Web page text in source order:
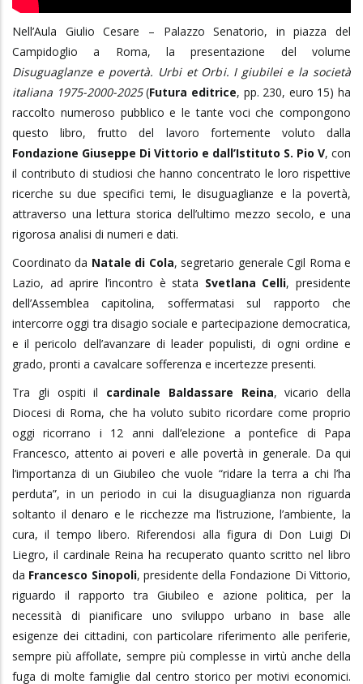
Nell’Aula Giulio Cesare – Palazzo Senatorio, in piazza del
Campidoglio a Roma, la presentazione del volume
Disuguaglanze e povertà. Urbi et Orbi. I giubilei e la società
italiana 1975-2000-2025(Futura editrice, pp. 230, euro 15) ha
raccolto numeroso pubblico e le tante voci che compongono
questo libro, frutto del lavoro fortemente voluto dalla
Fondazione Giuseppe Di Vittorio e dall’Istituto S. Pio V, con
il contributo di studiosi che hanno concentrato le loro rispettive
ricerche su due specifici temi, le disuguaglianze e la povertà,
attraverso una lettura storica dell’ultimo mezzo secolo, e una
rigorosa analisi di numeri e dati.
Coordinato da Natale di Cola, segretario generale Cgil Roma e
Lazio, ad aprire l’incontro è stata Svetlana Celli, presidente
dell’Assemblea capitolina, soffermatasi sul rapporto che
intercorre oggi tra disagio sociale e partecipazione democratica,
e il pericolo dell’avanzare di leader populisti, di ogni ordine e
grado, pronti a cavalcare sofferenza e incertezze presenti.
Tra gli ospiti il cardinale Baldassare Reina, vicario della
Diocesi di Roma, che ha voluto subito ricordare come proprio
oggi ricorrano i 12 anni dall’elezione a pontefice di Papa
Francesco, attento ai poveri e alle povertà in generale. Da qui
l’importanza di un Giubileo che vuole “ridare la terra a chi l’ha
perduta”, in un periodo in cui la disuguaglianza non riguarda
soltanto il denaro e le ricchezze ma l’istruzione, l’ambiente, la
cura, il tempo libero. Riferendosi alla figura di Don Luigi Di
Liegro, il cardinale Reina ha recuperato quanto scritto nel libro
da Francesco Sinopoli, presidente della Fondazione Di Vittorio,
riguardo il rapporto tra Giubileo e azione politica, per la
necessità di pianificare uno sviluppo urbano in base alle
esigenze dei cittadini, con particolare riferimento alle periferie,
sempre più affollate, sempre più complesse in virtù anche della
fuga di molte famiglie dal centro storico per motivi economici.